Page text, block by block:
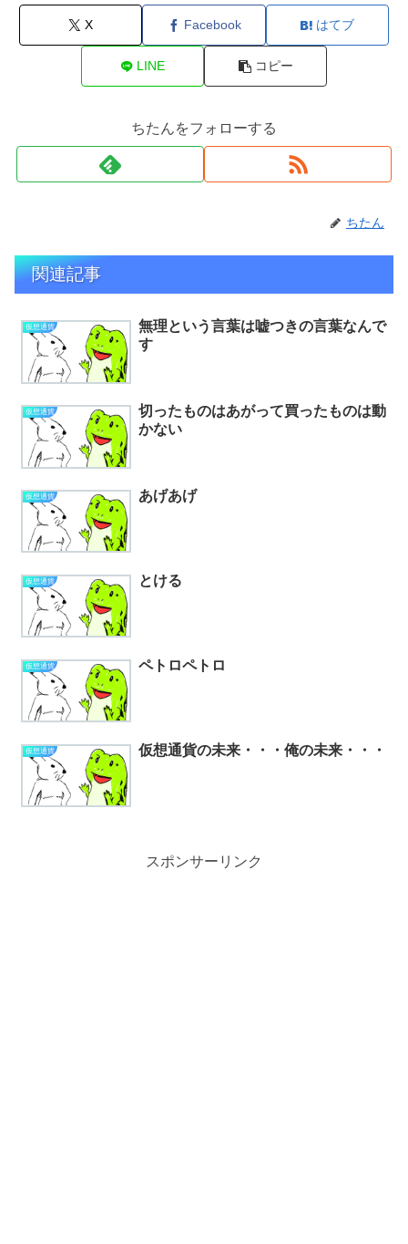
X Facebook はてブ
LINE コピー
ちたんをフォローする
ちたん
関連記事
仮想通貨
無理という言葉は嘘つきの言葉なんで
す
仮想通貨
切ったものはあがって買ったものは動
かない
仮想通貨 あげあげ
仮想通貨 とける
仮想通貨 ペトロペトロ
仮想通貨 仮想通貨の未来・・・俺の未来・・・
スポンサーリンク